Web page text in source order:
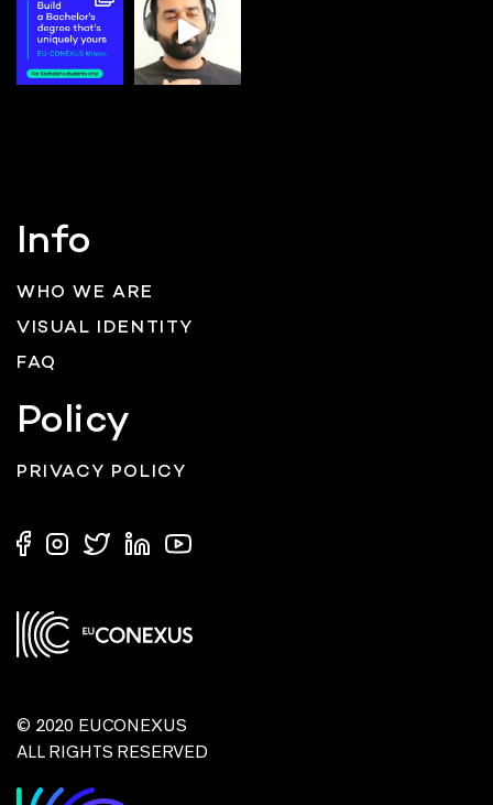
Info
WHO WE ARE
VISUAL IDENTITY
FAQ
Policy
PRIVACY POLICY
© 2020 EUCONEXUS
ALL RIGHTS RESERVED